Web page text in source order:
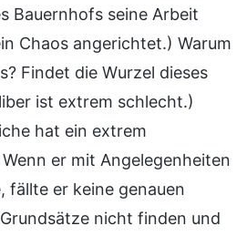
Bauernhofs seine Arbeit
Chaos angerichtet.) Warum
Findet die Wurzel dieses
ist extrem schlecht.)
hat ein extrem
er mit Angelegenheiten
er keine genauen
nicht finden und